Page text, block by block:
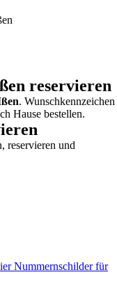
reservieren
. Wunschkennzeichen
Hause bestellen.
reservieren und
Nummernschilder für